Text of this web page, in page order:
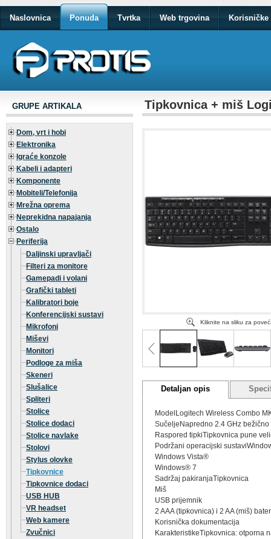
Naslovnica Ponuda Tvrtka Web trgovina Korisničke
GRUPE ARTIKALA
Dom, vrt i hobi
Elektronika
Igraće konzole
Kabeli i adapteri
Komponente
Mobiteli/Telefonija
Mrežna oprema
Neprekidna napajanja
Ostalo
Periferija
Daljinski upravljači
Filteri za monitore
Gamepadi i volani
Grafički tableti
Kalibratori boje
Konferencijski sustavi
Mikrofoni
Miševi
Monitori
Podloge za miša
Skeneri
Slušalice
Spliteri
Stolice
Stolice dodaci
Stolice navlake
Stolovi
Stylus olovke
Tipkovnice
Tipkovnice dodaci
USB HUB
VR headset
Web kamere
Zvučnici
Tipkovnica + miš
Kliknite na sliku za
Detaljan opis
ModelLogitech Wireless Combo
SučeljeNapredno 2.4 GHz
Raspored tipkiTipkovnica pune
Podržani operacijski
Windows Vista®
Windows® 7
Sadržaj pakiranjaTipkovnica
Miš
USB prijemnik
2 AAA (tipkovnica) i 2 AA (miš)
Korisnička dokumentacija
KarakteristikeTipkovnica: otporna